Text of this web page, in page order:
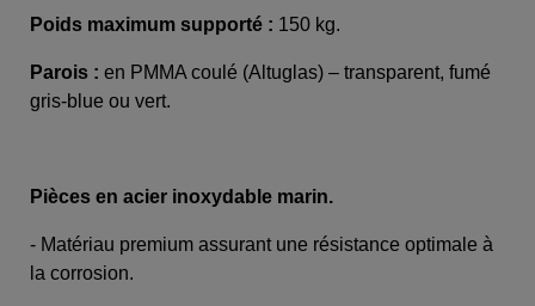
Poids maximum supporté : 150 kg.
Parois : en PMMA coulé (Altuglas) – transparent, fumé
gris-blue ou vert.
Pièces en acier inoxydable marin.
- Matériau premium assurant une résistance optimale à
la corrosion.